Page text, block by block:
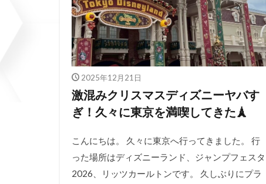
2025年12月21日
激混みクリスマスディズニーヤバす
ぎ！久々に東京を満喫してきた🗼
こんにちは。 久々に東京へ行ってきました。 行
った場所はディズニーランド、ジャンプフェスタ
2026、リッツカールトンです。 久しぶりにプラ